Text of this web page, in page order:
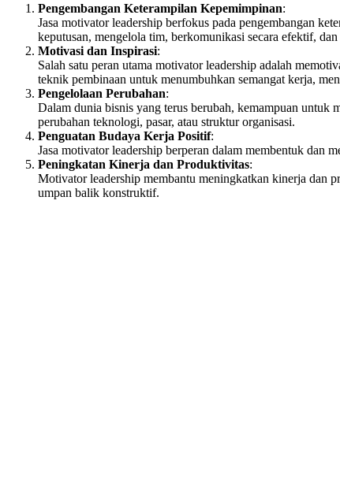
Pengembangan Keterampilan Kepemimpinan:
Jasa motivator leadership berfokus pada pengembangan
keputusan, mengelola tim, berkomunikasi secara efektif,
Motivasi dan Inspirasi:
Salah satu peran utama motivator leadership adalah
teknik pembinaan untuk menumbuhkan semangat kerja,
Pengelolaan Perubahan:
Dalam dunia bisnis yang terus berubah, kemampuan untuk
perubahan teknologi, pasar, atau struktur organisasi.
Penguatan Budaya Kerja Positif:
Jasa motivator leadership berperan dalam membentuk dan
Peningkatan Kinerja dan Produktivitas:
Motivator leadership membantu meningkatkan kinerja dan
umpan balik konstruktif.